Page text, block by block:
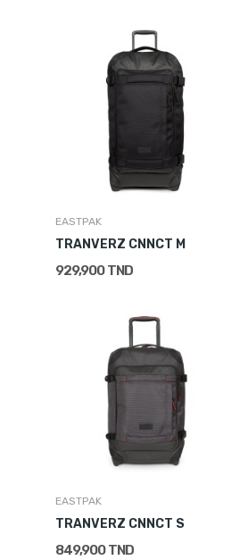
EASTPAK
TRANVERZ CNNCT M
929,900 TND
EASTPAK
TRANVERZ CNNCT S
849,900 TND